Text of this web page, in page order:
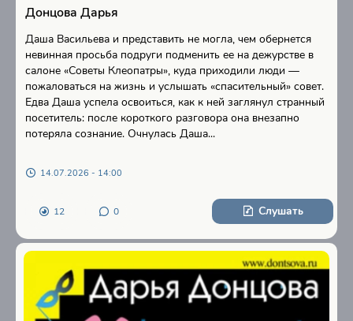
Донцова Дарья
Даша Васильева и представить не могла, чем обернется
невинная просьба подруги подменить ее на дежурстве в
салоне «Советы Клеопатры», куда приходили люди —
пожаловаться на жизнь и услышать «спасительный» совет.
Едва Даша успела освоиться, как к ней заглянул странный
посетитель: после короткого разговора она внезапно
потеряла сознание. Очнулась Даша...
14.07.2026 - 14:00
12 0 Слушать